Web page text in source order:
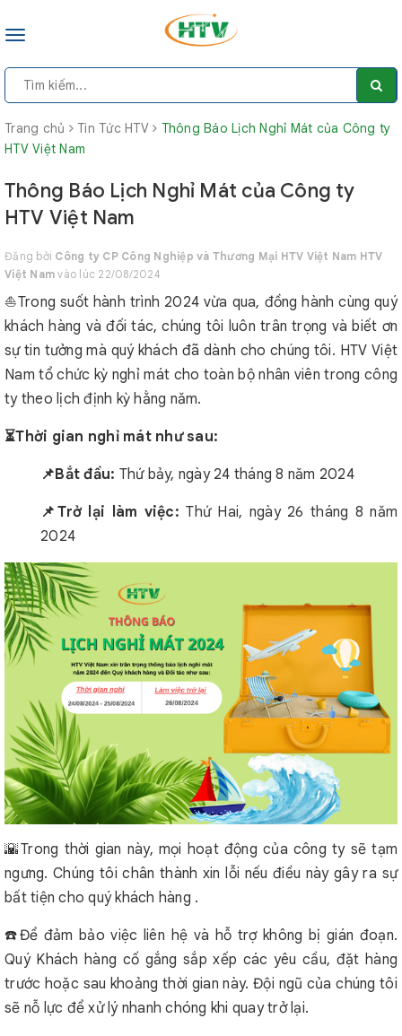
Toggle
Trang chủ Tin Tức HTV
Thông Báo Lịch Nghỉ Mát của Công ty
HTV Việt Nam
Thông Báo Lịch Nghỉ Mát của Công ty
HTV Việt Nam
Đăng bởi Công ty CP Công Nghiệp và Thương Mại HTV Việt Nam HTV
Việt Nam vào lúc 22/08/2024
⛵Trong suốt hành trình 2024 vừa qua, đồng hành cùng quý
khách hàng và đối tác, chúng tôi luôn trân trọng và biết ơn
sự tin tưởng mà quý khách đã dành cho chúng tôi. HTV Việt
Nam tổ chức kỳ nghỉ mát cho toàn bộ nhân viên trong công
ty theo lịch định kỳ hằng năm.
⏳Thời gian nghỉ mát như sau:
📌Bắt đầu: Thứ bảy, ngày 24 tháng 8 năm 2024
📌Trở lại làm việc: Thứ Hai, ngày 26 tháng 8 năm
2024
🌇Trong thời gian này, mọi hoạt động của công ty sẽ tạm
ngưng. Chúng tôi chân thành xin lỗi nếu điều này gây ra sự
bất tiện cho quý khách hàng .
☎️Để đảm bảo việc liên hệ và hỗ trợ không bị gián đoạn.
Quý Khách hàng cố gắng sắp xếp các yêu cầu, đặt hàng
trước hoặc sau khoảng thời gian này. Đội ngũ của chúng tôi
sẽ nỗ lực để xử lý nhanh chóng khi quay trở lại.